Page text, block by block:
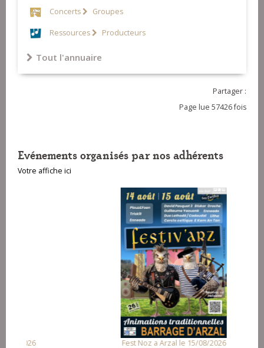
Concerts Groupes
Ressources Producteurs
Tout l'annuaire
Partager :
Page lue 57426 fois
Evénements organisés par nos adhérents
Votre affiche ici
Fest Noz a Arzal le 15/08/2026